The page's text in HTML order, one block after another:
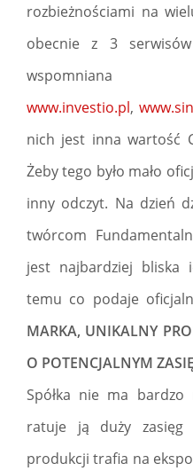
rozbieżnościami na
obecnie z 3
wspomniana
www.investio.pl,
nich jest inna wartość
Żeby tego było mało
inny odczyt. Na dzień
twórcom
jest najbardziej bliska
temu co podaje
MARKA, UNIKALNY
O POTENCJALNYM
Spółka nie ma bardzo
ratuje ją duży zasięg
produkcji trafia na